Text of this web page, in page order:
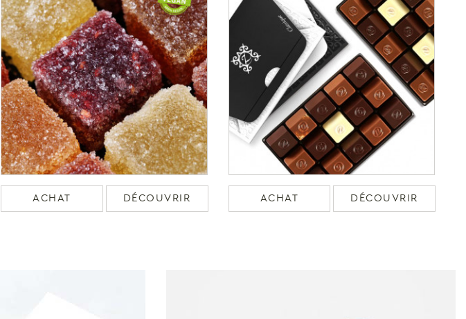
ACHAT DÉCOUVRIR ACHAT DÉCOUVRIR